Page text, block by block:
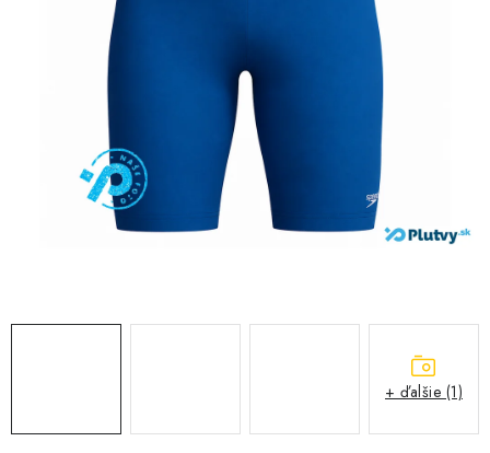
VŠETKO PRE DETI
HRAČKY DO VODY
PODVODNÉ SKÚTRE
TAŠKY A VAKY
+ ďalšie (1)